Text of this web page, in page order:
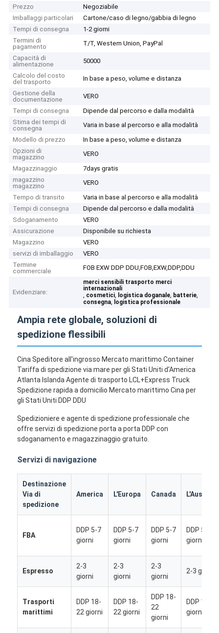
Prezzo
Negoziabile
Imballaggi particolari
Cartone/caso di legno/gabbia di legno
Tempi di consegna
1-2 giorni
Termini di
pagamento
T/T, Western Union, PayPal
Capacità di
alimentazione
50000
Calcolo del costo
del trasporto
In base a peso, volume e distanza
Gestione della
documentazione
VERO
Tempi di consegna
Dipende dal percorso e dalla modalità
Stima dei tempi di
consegna
Varia in base al percorso e alla modalità
Modello di prezzo
In base a peso, volume e distanza
Opzioni di
magazzino
VERO
Magazzinaggio
7days gratis
magazzino
magazzino
VERO
Tempo di transito
Varia in base al percorso e alla modalità
Tempi di consegna
Dipende dal percorso e dalla modalità
Sdoganamento
VERO
Assicurazione
Disponibile su richiesta
Magazzino
VERO
servizi di imballaggio
VERO
Termine
commerciale
FOB EXW DDP DDU,FOB,EXW,DDP,DDU
Evidenziare:
merci sensibili trasporto merci
internazionali
, cosmetici, logistica doganale, batterie,
consegna, logistica professionale
Ampia rete globale, soluzioni di
spedizione flessibili
Cina Speditore all'ingrosso Mercato marittimo Container
Tariffa di spedizione via mare per gli Stati Uniti d'America
Atlanta Islanda Agente di trasporto LCL+Express Truck
Spedizione rapida a domicilio Mercato marittimo Cina per
gli Stati Uniti DDP DDU
Spedizioniere e agente di spedizione professionale che
offre servizi di spedizione porta a porta DDP con
sdoganamento e magazzinaggio gratuito.
Servizi di navigazione
Destinazione
Via di
spedizione
America L'Europa Canada
FBA
DDP 5-7
giorni
DDP 5-7
giorni
DDP 5-7
giorni
DDP 5-7
giorni
Espresso
2-3
giorni
2-3
giorni
2-3
giorni
2-3 giorni
Trasporti
marittimi
DDP 18-
22 giorni
DDP 18-
22 giorni
DDP 18-
22
giorni
DDP 18-22
giorni